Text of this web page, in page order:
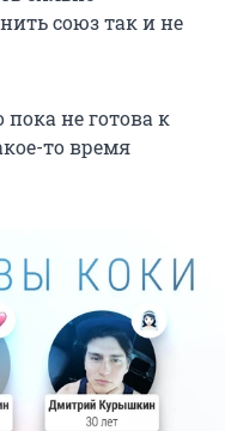
союз так и не
пока не готова к
то время